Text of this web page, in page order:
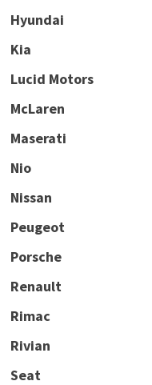
Hyundai
Kia
Lucid Motors
McLaren
Maserati
Nio
Nissan
Peugeot
Porsche
Renault
Rimac
Rivian
Seat